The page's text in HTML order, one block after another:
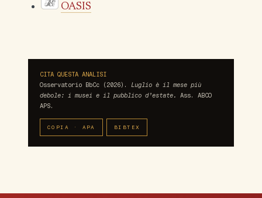
OASIS
CITA QUESTA ANALISI
Osservatorio BbCc (2026). Luglio è il mese più
debole: i musei e il pubblico d’estate.
Ass. ABCO
APS.
COPIA · APA BIBTEX